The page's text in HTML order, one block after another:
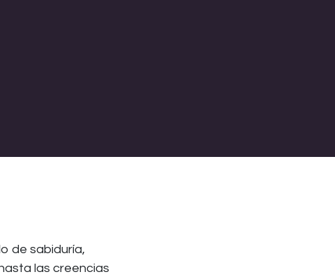
de sabiduría,
las creencias